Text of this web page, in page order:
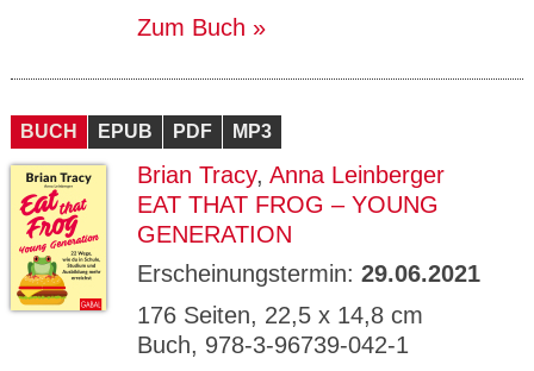
Zum Buch
BUCH EPUB PDF MP3
Brian Tracy, Anna Leinberger
EAT THAT FROG – YOUNG
GENERATION
Erscheinungstermin: 29.06.2021
176 Seiten, 22,5 x 14,8 cm
Buch, 978-3-96739-042-1